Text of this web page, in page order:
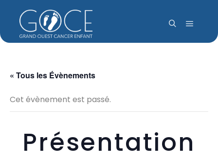
Menu
« Tous les Évènements
Cet évènement est passé.
Présentation